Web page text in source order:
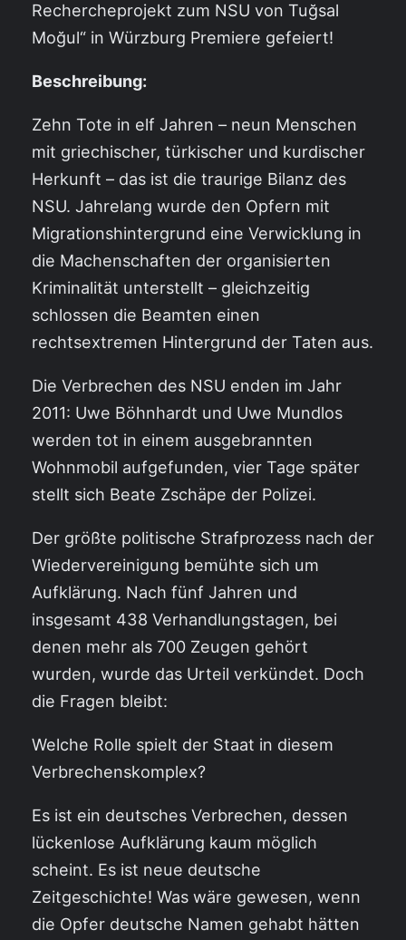
Rechercheprojekt zum NSU von Tuğsal
Moğul“ in Würzburg Premiere gefeiert!
Beschreibung:
Zehn Tote in elf Jahren – neun Menschen
mit griechischer, türkischer und kurdischer
Herkunft – das ist die traurige Bilanz des
NSU. Jahrelang wurde den Opfern mit
Migrationshintergrund eine Verwicklung in
die Machenschaften der organisierten
Kriminalität unterstellt – gleichzeitig
schlossen die Beamten einen
rechtsextremen Hintergrund der Taten aus.
Die Verbrechen des NSU enden im Jahr
2011: Uwe Böhnhardt und Uwe Mundlos
werden tot in einem ausgebrannten
Wohnmobil aufgefunden, vier Tage später
stellt sich Beate Zschäpe der Polizei.
Der größte politische Strafprozess nach der
Wiedervereinigung bemühte sich um
Aufklärung. Nach fünf Jahren und
insgesamt 438 Verhandlungstagen, bei
denen mehr als 700 Zeugen gehört
wurden, wurde das Urteil verkündet. Doch
die Fragen bleibt:
Welche Rolle spielt der Staat in diesem
Verbrechenskomplex?
Es ist ein deutsches Verbrechen, dessen
lückenlose Aufklärung kaum möglich
scheint. Es ist neue deutsche
Zeitgeschichte! Was wäre gewesen, wenn
die Opfer deutsche Namen gehabt hätten